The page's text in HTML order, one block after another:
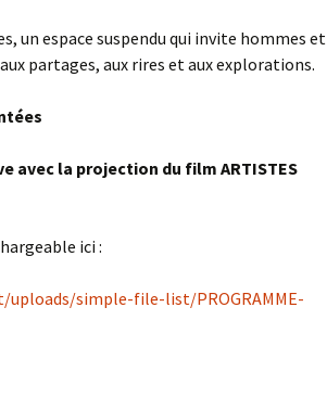
un espace suspendu qui invite hommes et
partages, aux rires et aux explorations.
avec la projection du film ARTISTES
ici :
simple-file-list/PROGRAMME-